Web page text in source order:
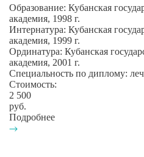
Образование: Кубанская
академия, 1998 г.
Интернатура: Кубанская
академия, 1999 г.
Ординатура: Кубанская
академия, 2001 г.
Специальность по диплому:
Стоимость:
2 500
руб.
Подробнее